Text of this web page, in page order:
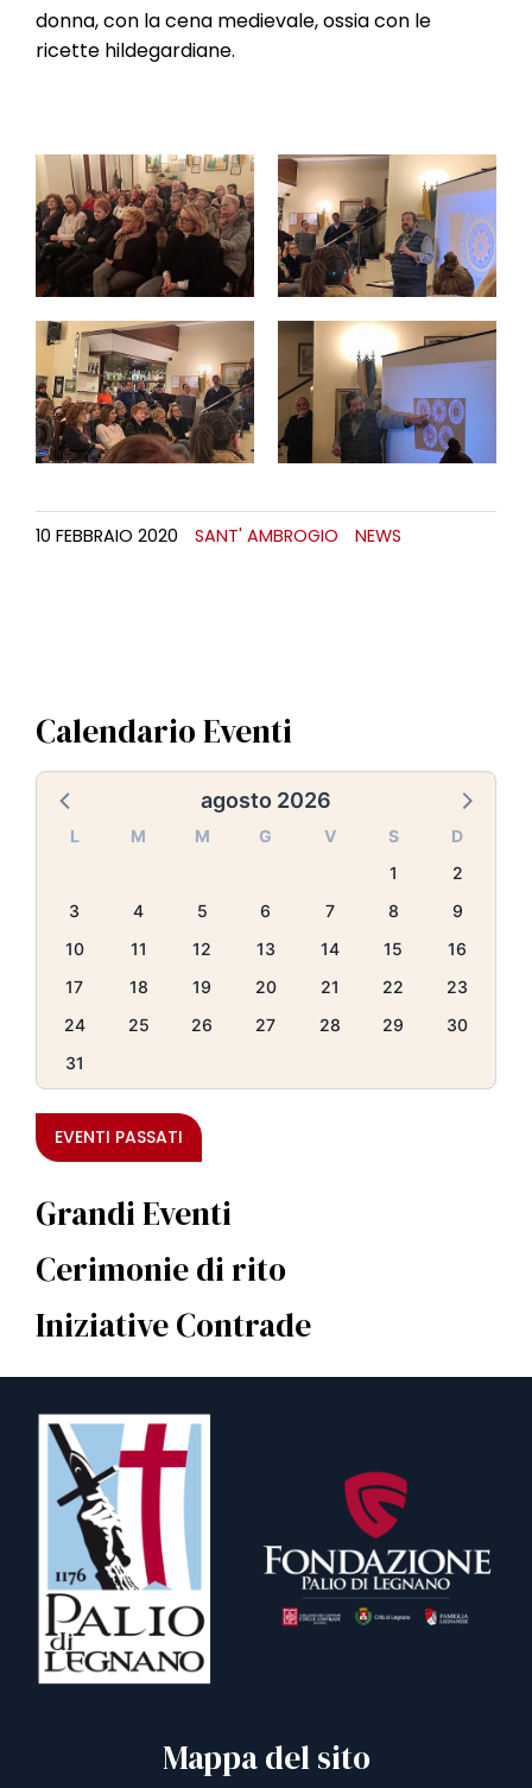
donna, con la cena medievale, ossia con le
ricette hildegardiane.
10 FEBBRAIO 2020 SANT' AMBROGIO NEWS
Calendario Eventi
agosto 2026
L M M G V S
D
1
2
3
4 5 6 7 8
9
10
11 12 13 14 15
16
17
18 19 20 21 22
23
24
25 26 27 28 29
30
31
EVENTI PASSATI
Grandi Eventi
Cerimonie di rito
Iniziative Contrade
Mappa del sito